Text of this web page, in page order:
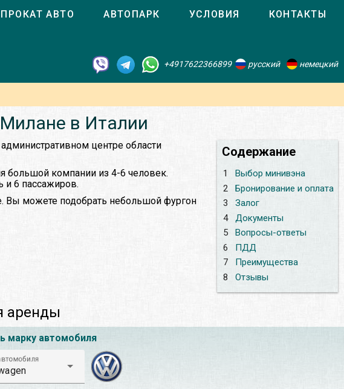
ПРОКАТ АВТО АВТОПАРК УСЛОВИЯ КОНТАКТЫ
+4917622366899 русский немецкий
в Италии
Содержание
1
Выбор минивэна
2
Бронирование и оплата
3
Залог
4
Документы
5
Вопросы-ответы
6
ПДД
7
Преимущества
8
Отзывы
центре области
большой компании из 4-6 человек.
и 6 пассажиров.
Вы можете подобрать небольшой фургон
аренды
марку автомобиля